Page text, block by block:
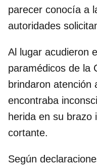
parecer conocía a
autoridades
Al lugar acudieron
paramédicos de la
brindaron atención
encontraba
herida en su brazo
cortante.
Según